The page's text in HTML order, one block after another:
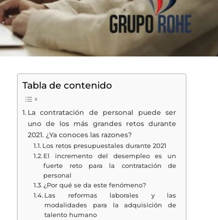
Tabla de contenido
La contratación de personal puede ser
uno de los más grandes retos durante
2021. ¿Ya conoces las razones?
Los retos presupuestales durante 2021
El incremento del desempleo es un
fuerte reto para la contratación de
personal
¿Por qué se da este fenómeno?
Las reformas laborales y las
modalidades para la adquisición de
talento humano